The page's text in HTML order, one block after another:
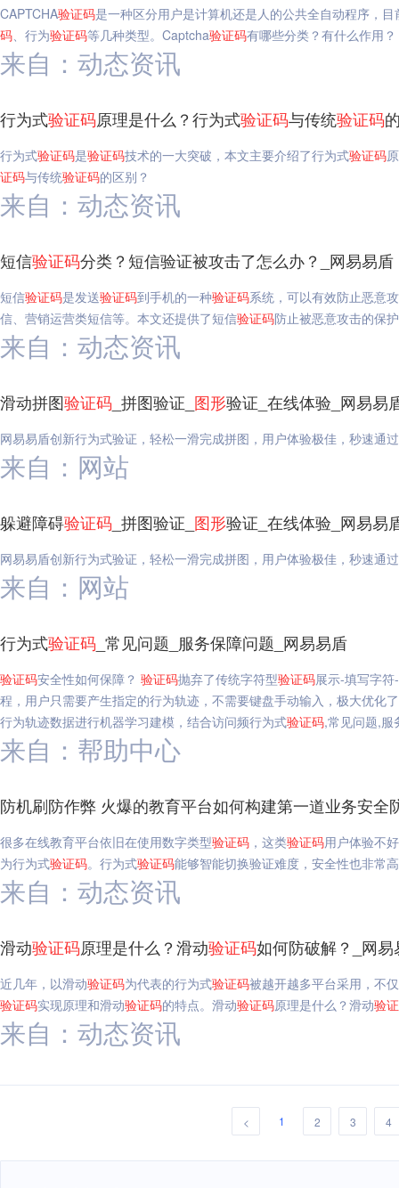
CAPTCHA验证码是一种区分用户是计算机还是人的公共全自动程序，目
码、行为验证码等几种类型。Captcha验证码有哪些分类？有什么作用？
来自：动态资讯
行为式验证码原理是什么？行为式验证码与传统验证码
行为式验证码是验证码技术的一大突破，本文主要介绍了行为式验证码
证码与传统验证码的区别？
来自：动态资讯
短信验证码分类？短信验证被攻击了怎么办？_网易易盾
短信验证码是发送验证码到手机的一种验证码系统，可以有效防止恶意
信、营销运营类短信等。本文还提供了短信验证码防止被恶意攻击的保
来自：动态资讯
滑动拼图验证码 _拼图验证_ 图形验证_在线体验_网易易
网易易盾创新行为式验证，轻松一滑完成拼图，用户体验极佳，秒速通
来自：网站
躲避障碍验证码 _拼图验证_ 图形验证_在线体验_网易易
网易易盾创新行为式验证，轻松一滑完成拼图，用户体验极佳，秒速通
来自：网站
行为式验证码 _常见问题_服务保障问题_网易易盾
验证码安全性如何保障？ 验证码抛弃了传统字符型验证码展示-填写字
程，用户只需要产生指定的行为轨迹，不需要键盘手动输入，极大优化
行为轨迹数据进行机器学习建模，结合访问频行为式验证码,常见问题,服
来自：帮助中心
防机刷防作弊 火爆的教育平台如何构建第一道业务安全
很多在线教育平台依旧在使用数字类型验证码 ，这类验证码用户体验不
为行为式验证码。行为式验证码能够智能切换验证难度，安全性也非常
来自：动态资讯
滑动验证码原理是什么？滑动验证码如何防破解？_网易
近几年，以滑动验证码为代表的行为式验证码被越开越多平台采用，不
验证码实现原理和滑动验证码的特点。滑动验证码原理是什么？滑动验
来自：动态资讯
< 1 2 3 4